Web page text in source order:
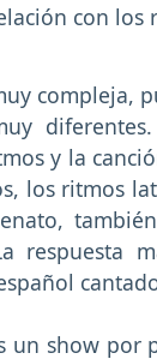
con
compleja,
y la
los ritmos
respuesta
un show